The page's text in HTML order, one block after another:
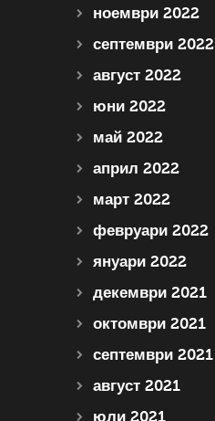
ноември 2022
септември 2022
август 2022
юни 2022
май 2022
април 2022
март 2022
февруари 2022
януари 2022
декември 2021
октомври 2021
септември 2021
август 2021
юли 2021